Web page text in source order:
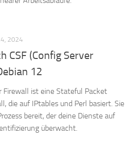
2024
CSF (Config Server
12
Firewall ist eine Stateful Packet
die auf IPtables und Perl basiert. Sie
bereit, der deine Dienste auf
überwacht.